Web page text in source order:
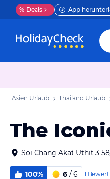
% Deals App
Asien Urlaub Thailand Urlaub
The
Soi Chang Akat Uthit 3
100% 6 / 6 1